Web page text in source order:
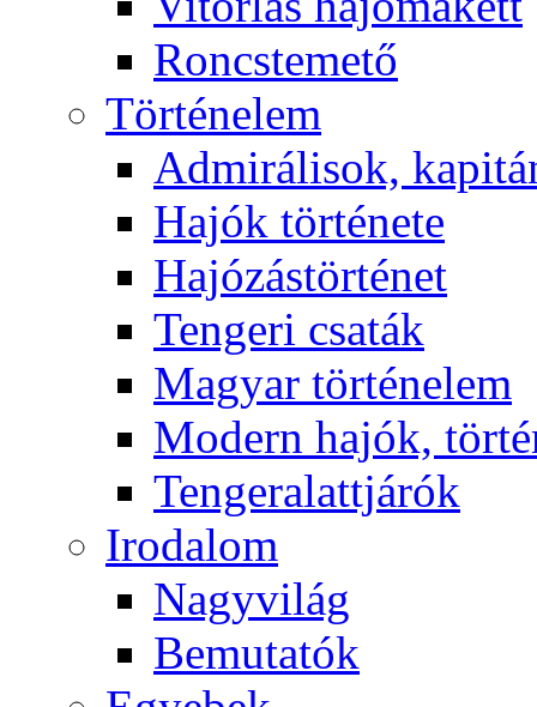
Roncstemető
Történelem
Admirálisok,
Hajók története
Hajózástörténet
Tengeri csaták
Magyar történelem
Modern hajók,
Tengeralattjárók
Irodalom
Nagyvilág
Bemutatók